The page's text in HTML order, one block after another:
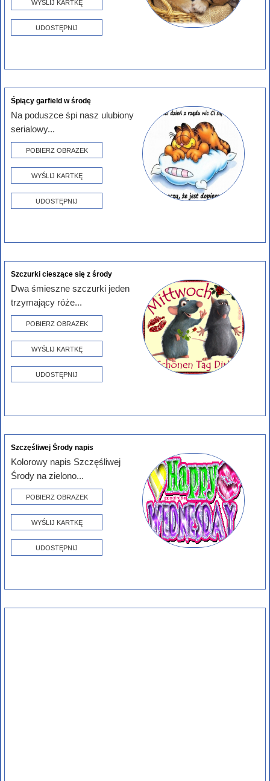
WYŚLIJ KARTKĘ
UDOSTĘPNIJ
Śpiący garfield w środę
Na poduszce śpi nasz ulubiony
serialowy...
POBIERZ OBRAZEK
WYŚLIJ KARTKĘ
UDOSTĘPNIJ
Szczurki cieszące się z środy
Dwa śmieszne szczurki jeden
trzymający róże...
POBIERZ OBRAZEK
WYŚLIJ KARTKĘ
UDOSTĘPNIJ
Szczęśliwej Środy napis
Kolorowy napis Szczęśliwej
Środy na zielono...
POBIERZ OBRAZEK
WYŚLIJ KARTKĘ
UDOSTĘPNIJ